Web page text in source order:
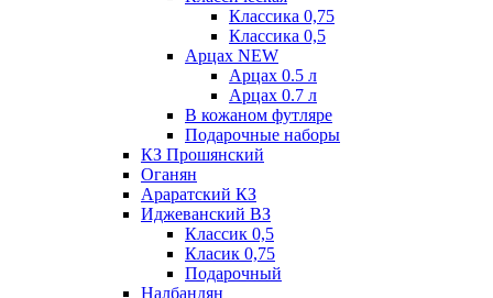
Классика 0,75
Классика 0,5
Арцах NEW
Арцах 0.5 л
Арцах 0.7 л
В кожаном футляре
Подарочные наборы
КЗ Прошянский
Оганян
Араратский КЗ
Иджеванский ВЗ
Классик 0,5
Класик 0,75
Подарочный
Налбандян